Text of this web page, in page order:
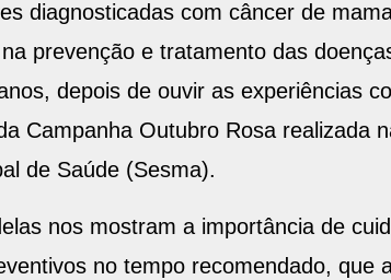
diagnosticadas com câncer de
prevenção e tratamento das
depois de ouvir as experiências
Campanha Outubro Rosa realizada
de Saúde (Sesma).
nos mostram a importância de
no tempo recomendado,